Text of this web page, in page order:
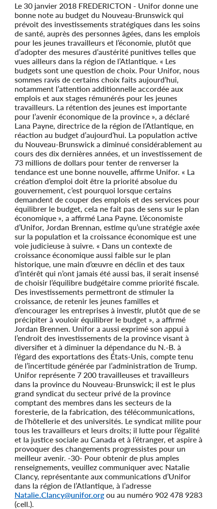
Le 30 janvier 2018 FREDERICTON - Unifor donne une
bonne note au budget du Nouveau-Brunswick qui
prévoit des investissements stratégiques dans les soins
de santé, auprès des personnes âgées, dans les emplois
pour les jeunes travailleurs et l’économie, plutôt que
d’adopter des mesures d’austérité punitives telles que
vues ailleurs dans la région de l’Atlantique. « Les
budgets sont une question de choix. Pour Unifor, nous
sommes ravis de certains choix faits aujourd’hui,
notamment l’attention additionnelle accordée aux
emplois et aux stages rémunérés pour les jeunes
travailleurs. La rétention des jeunes est importante
pour l’avenir économique de la province », a déclaré
Lana Payne, directrice de la région de l’Atlantique, en
réaction au budget d’aujourd’hui. La population active
du Nouveau-Brunswick a diminué considérablement au
cours des dix dernières années, et un investissement de
73 millions de dollars pour tenter de renverser la
tendance est une bonne nouvelle, affirme Unifor. « La
création d’emploi doit être la priorité absolue du
gouvernement, c’est pourquoi lorsque certains
demandent de couper des emplois et des services pour
équilibrer le budget, cela ne fait pas de sens sur le plan
économique », a affirmé Lana Payne. L’économiste
d’Unifor, Jordan Brennan, estime qu’une stratégie axée
sur la population et la croissance économique est une
voie judicieuse à suivre. « Dans un contexte de
croissance économique aussi faible sur le plan
historique, une main d’œuvre en déclin et des taux
d’intérêt qui n’ont jamais été aussi bas, il serait insensé
de choisir l’équilibre budgétaire comme priorité fiscale.
Des investissements permettront de stimuler la
croissance, de retenir les jeunes familles et
d’encourager les entreprises à investir, plutôt que de se
précipiter à vouloir équilibrer le budget », a affirmé
Jordan Brennen. Unifor a aussi exprimé son appui à
l’endroit des investissements de la province visant à
diversifier et à diminuer la dépendance du N.-B. à
l’égard des exportations des États-Unis, compte tenu
de l’incertitude générée par l’administration de Trump.
Unifor représente 7 200 travailleuses et travailleurs
dans la province du Nouveau-Brunswick; il est le plus
grand syndicat du secteur privé de la province
comptant des membres dans les secteurs de la
foresterie, de la fabrication, des télécommunications,
de l’hôtellerie et des universités. Le syndicat milite pour
tous les travailleurs et leurs droits; il lutte pour l’égalité
et la justice sociale au Canada et à l’étranger, et aspire à
provoquer des changements progressistes pour un
meilleur avenir. -30- Pour obtenir de plus amples
renseignements, veuillez communiquer avec Natalie
Clancy, représentante aux communications d’Unifor
dans la région de l’Atlantique, à l’adresse
Natalie.Clancy@unifor.org ou au numéro 902 478 9283
(cell.).